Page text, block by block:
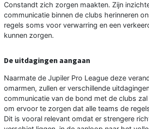
Constandt zich zorgen maakten. Zijn
communicatie binnen de clubs herinneren
regels soms voor verwarring en een
kunnen zorgen.
De uitdagingen aangaan
Naarmate de Jupiler Pro League deze
omarmen, zullen er verschillende
communicatie van de bond met de clubs
om ervoor te zorgen dat alle teams de
Dit is vooral relevant omdat er strengere